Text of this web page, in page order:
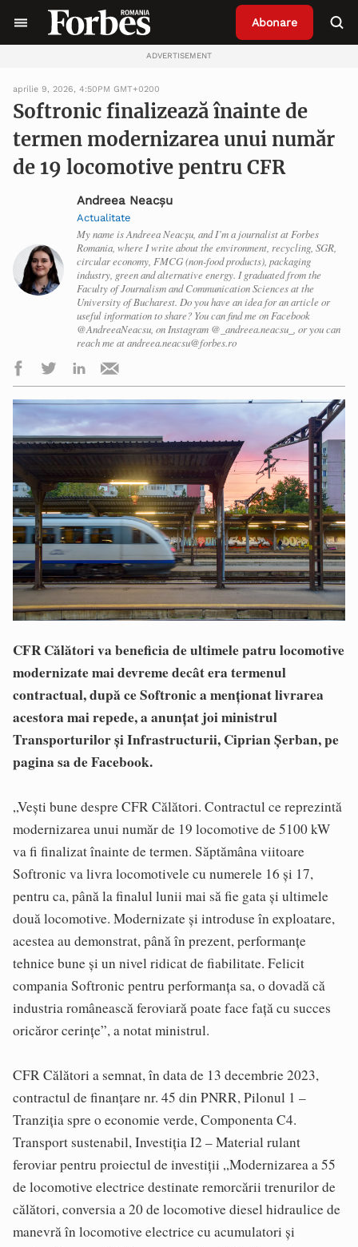
Abonare
ADVERTISEMENT
aprilie 9, 2026, 4:50PM GMT+0200
Softronic finalizează înainte de
termen modernizarea unui număr
de 19 locomotive pentru CFR
Andreea Neacșu
Actualitate
My name is Andreea Neacșu, and I’m a journalist at Forbes
Romania, where I write about the environment, recycling, SGR,
circular economy, FMCG (non-food products), packaging
industry, green and alternative energy. I graduated from the
Faculty of Journalism and Communication Sciences at the
University of Bucharest. Do you have an idea for an article or
useful information to share? You can find me on Facebook
@AndreeaNeacsu, on Instagram @_andreea.neacsu_, or you can
reach me at andreea.neacsu@forbes.ro
CFR Călători va beneficia de ultimele patru locomotive
modernizate mai devreme decât era termenul
contractual, după ce Softronic a menționat livrarea
acestora mai repede, a anunţat joi ministrul
Transporturilor şi Infrastructurii, Ciprian Şerban, pe
pagina sa de Facebook.
„Veşti bune despre CFR Călători. Contractul ce reprezintă
modernizarea unui număr de 19 locomotive de 5100 kW
va fi finalizat înainte de termen. Săptămâna viitoare
Softronic va livra locomotivele cu numerele 16 şi 17,
pentru ca, până la finalul lunii mai să fie gata şi ultimele
două locomotive. Modernizate şi introduse în exploatare,
acestea au demonstrat, până în prezent, performanţe
tehnice bune şi un nivel ridicat de fiabilitate. Felicit
compania Softronic pentru performanţa sa, o dovadă că
industria românească feroviară poate face faţă cu succes
oricăror cerinţe”, a notat ministrul.
CFR Călători a semnat, în data de 13 decembrie 2023,
contractul de finanţare nr. 45 din PNRR, Pilonul 1 –
Tranziţia spre o economie verde, Componenta C4.
Transport sustenabil, Investiţia I2 – Material rulant
feroviar pentru proiectul de investiţii „Modernizarea a 55
de locomotive electrice destinate remorcării trenurilor de
călători, conversia a 20 de locomotive diesel hidraulice de
manevră în locomotive electrice cu acumulatori şi